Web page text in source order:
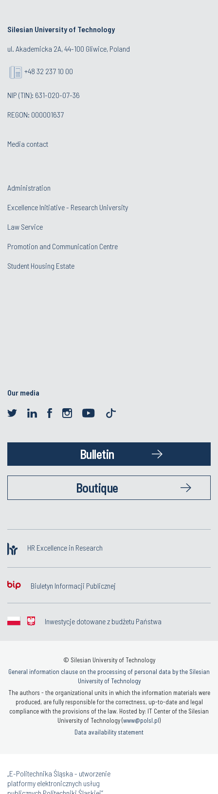
Silesian University of Technology
ul. Akademicka 2A, 44-100 Gliwice, Poland
+48 32 237 10 00
NIP (TIN): 631-020-07-36
REGON: 000001637
Media contact
Administration
Excellence Initiative - Research University
Law Service
Promotion and Communication Centre
Student Housing Estate
Our media
Bulletin
Boutique
HR Excellence in Research
Biuletyn Informacji Publicznej
Inwestycje dotowane z budżetu Państwa
© Silesian University of Technology
General information clause on the processing of personal data by the Silesian
University of Technology
The authors - the organizational units in which the information materials were
produced, are fully responsible for the correctness, up-to-date and legal
compliance with the provisions of the law. Hosted by: IT Center of the Silesian
University of Technology (www@polsl.pl)
Data availability statement
„E-Politechnika Śląska - utworzenie
platformy elektronicznych usług